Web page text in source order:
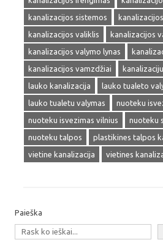
kanalizacijos sistemos
kanalizacijos valiklis
kanalizacijos
kanalizacijos valymo lynas
kanalizacijos vamzdžiai
lauko kanalizacija
lauko tualeto
lauko tualetu valymas
nuoteku
nuoteku isvezimas vilnius
nuoteku
nuoteku talpos
plastikines talpos
vietine kanalizacija
vietines
Paieška